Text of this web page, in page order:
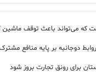
که می‌تواند باعث توقف
دوجانبه بر پایه منافع
برای رونق تجارت بروز شود